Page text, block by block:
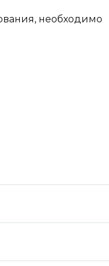
необходимо